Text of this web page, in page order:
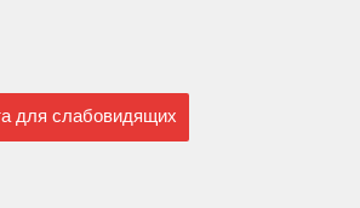
для слабовидящих